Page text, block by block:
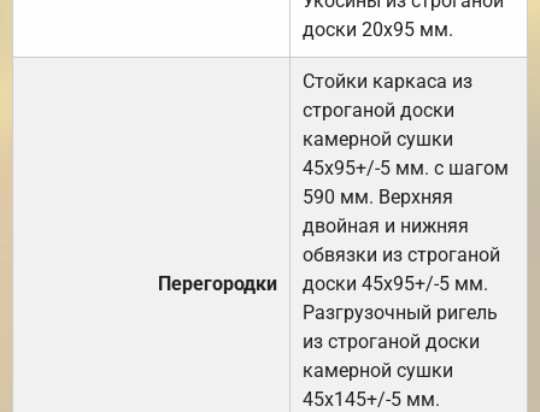
доски 20х95 мм.
Перегородки
Стойки каркаса из
строганой доски
камерной сушки
45х95+/-5 мм. с шагом
590 мм. Верхняя
двойная и нижняя
обвязки из строганой
доски 45х95+/-5 мм.
Разгрузочный ригель
из строганой доски
камерной сушки
45х145+/-5 мм.